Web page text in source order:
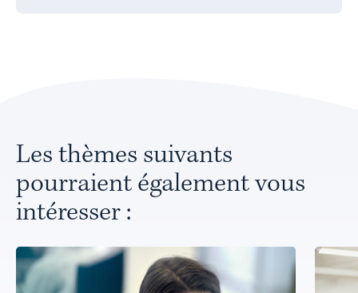
Les thèmes suivants
pourraient également vous
intéresser :